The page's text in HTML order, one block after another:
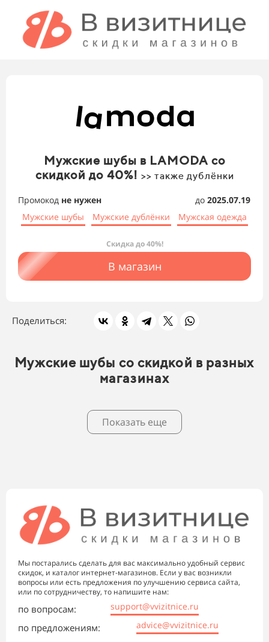
Мужские шубы в LAMODA со
скидкой до 40%! >> также дублёнки
Промокод не нужен до 2025.07.19
Мужские шубы
Мужские дублёнки Мужская одежда
Скидка до 40%!
В магазин
Поделиться:
Мужские шубы со скидкой в разных
магазинах
Показать еще
Мы постарались сделать для вас максимально удобный сервис
скидок, и каталог интернет-магазинов. Если у вас возникли
вопросы или есть предложения по улучшению сервиса сайта,
или по сотрудничеству, то напишите нам:
по вопросам: support@vvizitnice.ru
по предложениям: advice@vvizitnice.ru